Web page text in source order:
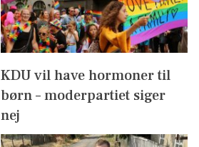
KDU vil have hormoner til
børn – moderpartiet siger
nej